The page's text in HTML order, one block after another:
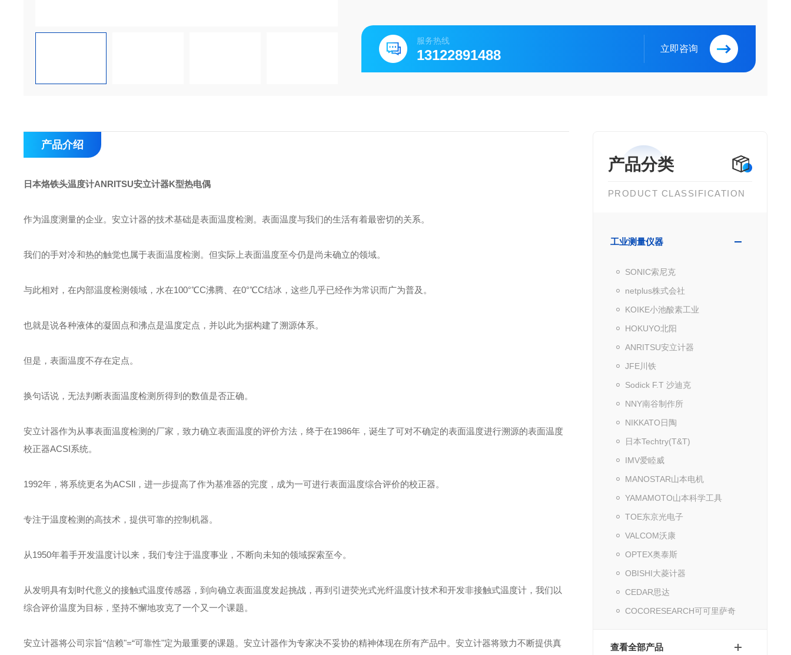
服务热线
13122891488 立即咨询
产品分类
PRODUCT CLASSIFICATION
工业测量仪器
SONIC索尼克
netplus株式会社
KOIKE小池酸素工业
HOKUYO北阳
ANRITSU安立计器
JFE川铁
Sodick F.T 沙迪克
NNY南谷制作所
NIKKATO日陶
日本Techtry(T&T)
IMV爱睦威
MANOSTAR山本电机
YAMAMOTO山本科学工具
TOE东京光电子
VALCOM沃康
OPTEX奥泰斯
OBISHI大菱计器
CEDAR思达
COCORESEARCH可可里萨奇
查看全部产品
产品介绍
日本烙铁头温度计ANRITSU安立计器K型热电偶
作为温度测量的企业。安立计器的技术基础是表面温度检测。表面温度与我们的生活有着最密切的关系。
我们的手对冷和热的触觉也属于表面温度检测。但实际上表面温度至今仍是尚未确立的领域。
与此相对，在内部温度检测领域，水在100°℃C沸腾、在0°℃C结冰，这些几乎已经作为常识而广为普及。
也就是说各种液体的凝固点和沸点是温度定点，并以此为据构建了溯源体系。
但是，表面温度不存在定点。
换句话说，无法判断表面温度检测所得到的数值是否正确。
安立计器作为从事表面温度检测的厂家，致力确立表面温度的评价方法，终于在1986年，诞生了可对不确定的表面温度进行溯源的表面温度
校正器ACSI系统。
1992年，将系统更名为ACSIl，进一步提高了作为基准器的完度，成为一可进行表面温度综合评价的校正器。
专注于温度检测的高技术，提供可靠的控制机器。
从1950年着手开发温度计以来，我们专注于温度事业，不断向未知的领域探索至今。
从发明具有划时代意义的接触式温度传感器，到向确立表面温度发起挑战，再到引进荧光式光纤温度计技术和开发非接触式温度计，我们以
综合评价温度为目标，坚持不懈地攻克了一个又一个课题。
安立计器将公司宗旨“信赖"=“可靠性"定为最重要的课题。安立计器作为专家决不妥协的精神体现在所有产品中。安立计器将致力不断提供真